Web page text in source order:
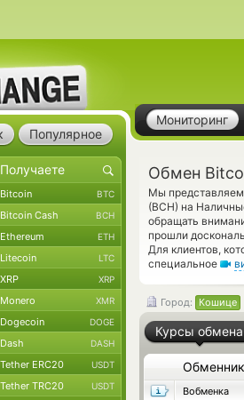
Мониторинг
Обмен
Мы представляем
(BCH) на
обращать
прошли
Для клиентов,
специальное
Город: Кошице
Курсы обмена
Обменник
Вобменка
Популярное
Bitcoin BTC
Bitcoin Cash BCH
Ethereum ETH
Litecoin LTC
XRP XRP
Monero XMR
Dogecoin DOGE
Dash DASH
Tether ERC20 USDT
Tether TRC20 USDT